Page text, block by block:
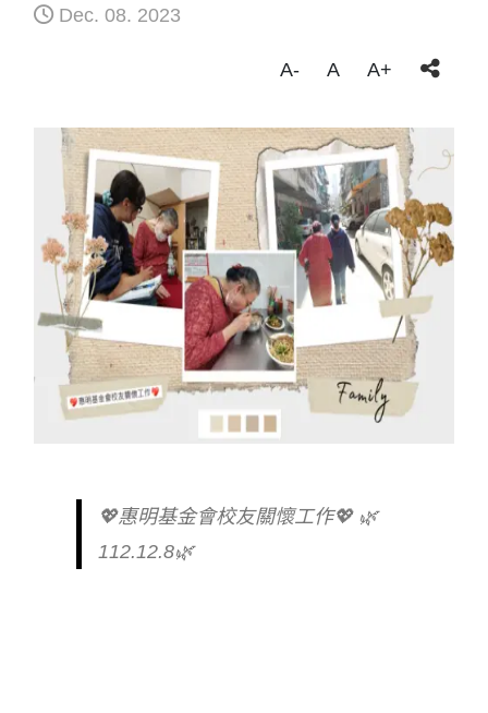
Dec. 08. 2023
A- A A+
💖惠明基金會校友關懷工作💖 🌿
112.12.8🌿